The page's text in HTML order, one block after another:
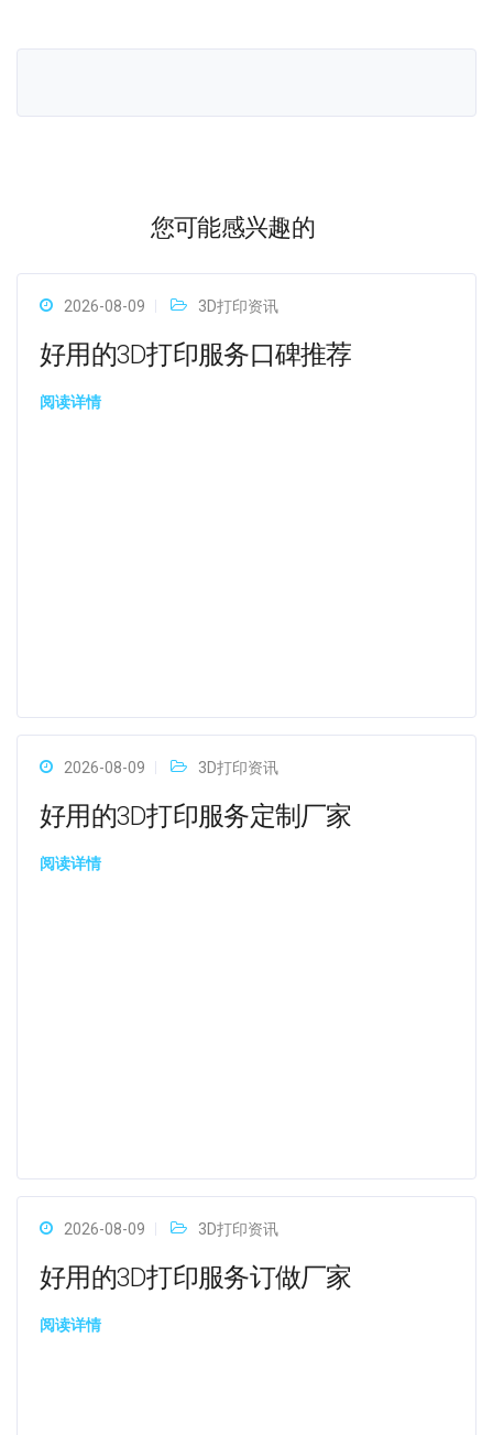
您可能感兴趣的
2026-08-09 3D打印资讯
好用的3D打印服务口碑推荐
阅读详情
2026-08-09 3D打印资讯
好用的3D打印服务定制厂家
阅读详情
2026-08-09 3D打印资讯
好用的3D打印服务订做厂家
阅读详情